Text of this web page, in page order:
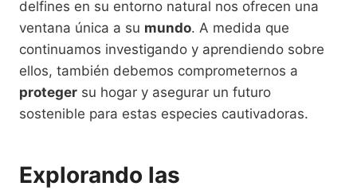
delfines en su entorno natural nos ofrecen una
ventana única a su mundo. A medida que
continuamos investigando y aprendiendo sobre
ellos, también debemos comprometernos a
proteger su hogar y asegurar un futuro
sostenible para estas especies cautivadoras.
Explorando las